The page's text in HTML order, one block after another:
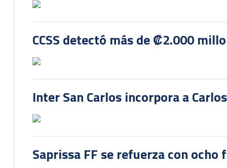
CCSS detectó más de ₡2.000
Inter San Carlos incorpora a
Saprissa FF se refuerza con